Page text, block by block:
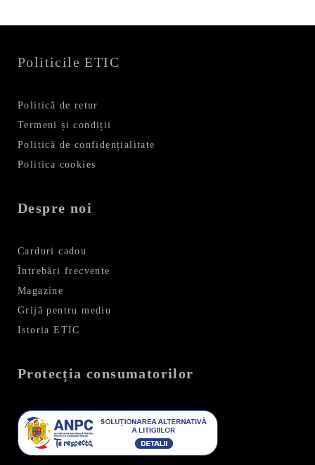
Politicile ETIC
Politică de retur
Termeni și condiții
Politică de confidențialitate
Politica cookies
Despre noi
Carduri cadou
Întrebări frecvente
Magazine
Grijă pentru mediu
Istoria ETIC
Protecția consumatorilor